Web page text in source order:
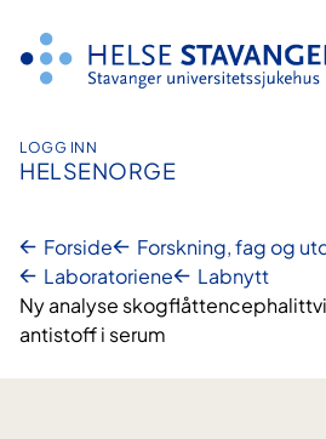
innhold
LOGG INN
HELSENORGE
Forside
Forskning, fag og
Laboratoriene
Labnytt
Ny analyse
antistoff i serum